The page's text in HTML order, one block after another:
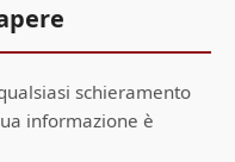
schieramento
informazione è